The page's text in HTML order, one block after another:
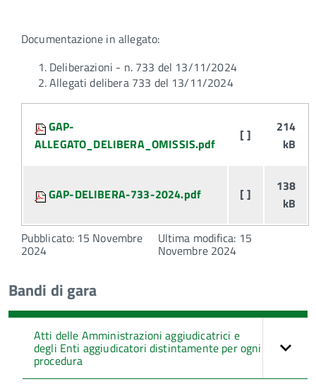
Documentazione in allegato:
Deliberazioni - n. 733 del 13/11/2024
Allegati delibera 733 del 13/11/2024
GAP-
ALLEGATO_DELIBERA_OMISSIS.pdf
[ ]
214
kB
GAP-DELIBERA-733-2024.pdf [ ]
138
kB
Pubblicato: 15 Novembre
2024
Ultima modifica: 15
Novembre 2024
Bandi di gara
Atti delle Amministrazioni aggiudicatrici e
degli Enti aggiudicatori distintamente per ogni
procedura